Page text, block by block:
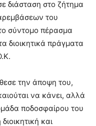
διάσταση στο ζήτημα
του
σύντομο πέρασμα
διοικητικά πράγματα
την άποψη του,
να κάνει, αλλά
ποδοσφαίρου του
και